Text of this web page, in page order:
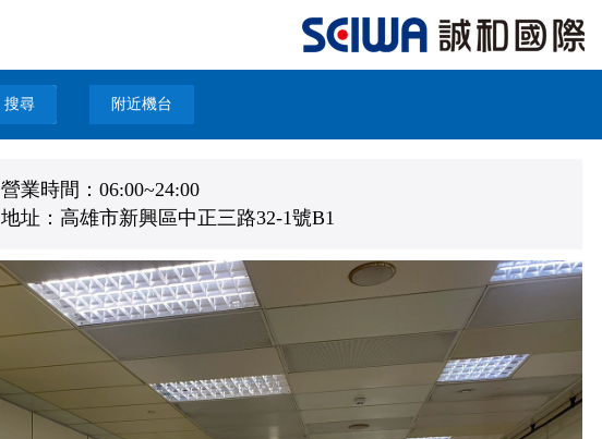
搜尋 附近機台
營業時間：06:00~24:00
地址：高雄市新興區中正三路32-1號B1